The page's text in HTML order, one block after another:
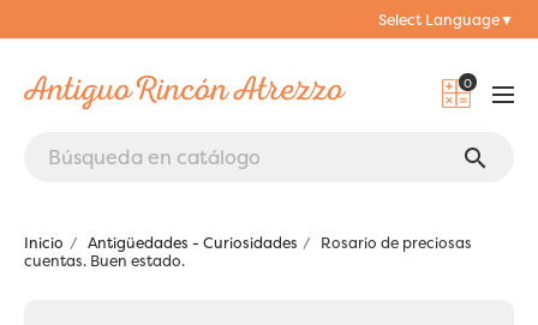
Select Language▼
0
search
Inicio Antigüedades - Curiosidades
Rosario de preciosas
cuentas. Buen estado.